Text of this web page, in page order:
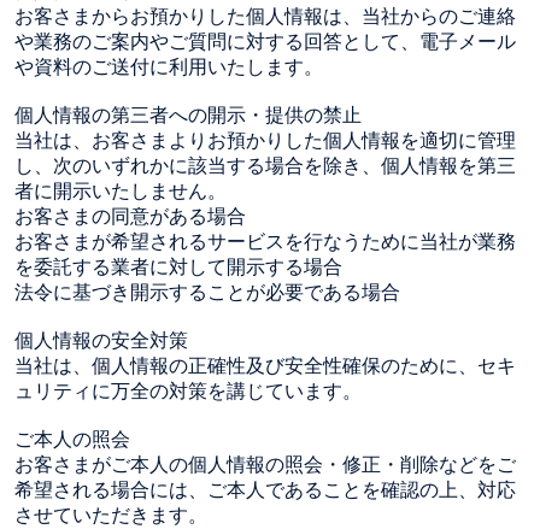
お客さまからお預かりした個人情報は、当社からのご連絡
や業務のご案内やご質問に対する回答として、電子メール
や資料のご送付に利用いたします。
個人情報の第三者への開示・提供の禁止
当社は、お客さまよりお預かりした個人情報を適切に管理
し、次のいずれかに該当する場合を除き、個人情報を第三
者に開示いたしません。
お客さまの同意がある場合
お客さまが希望されるサービスを行なうために当社が業務
を委託する業者に対して開示する場合
法令に基づき開示することが必要である場合
個人情報の安全対策
当社は、個人情報の正確性及び安全性確保のために、セキ
ュリティに万全の対策を講じています。
ご本人の照会
お客さまがご本人の個人情報の照会・修正・削除などをご
希望される場合には、ご本人であることを確認の上、対応
させていただきます。